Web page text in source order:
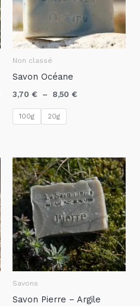
Non classé
Savon Océane
3,70 € – 8,50 €
100g 20g
Savons
Savon Pierre – Argile